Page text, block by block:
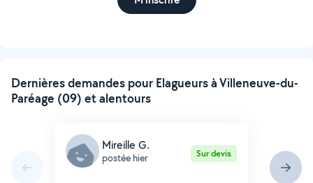
Dernières demandes pour Elagueurs à Villeneuve-du-
Paréage (09) et alentours
Mireille G.
postée hier Sur devis